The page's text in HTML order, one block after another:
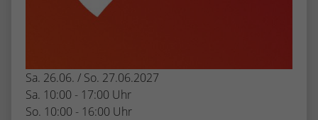
Sa. 26.06. / So. 27.06.2027
Sa. 10:00 - 17:00 Uhr
So. 10:00 - 16:00 Uhr